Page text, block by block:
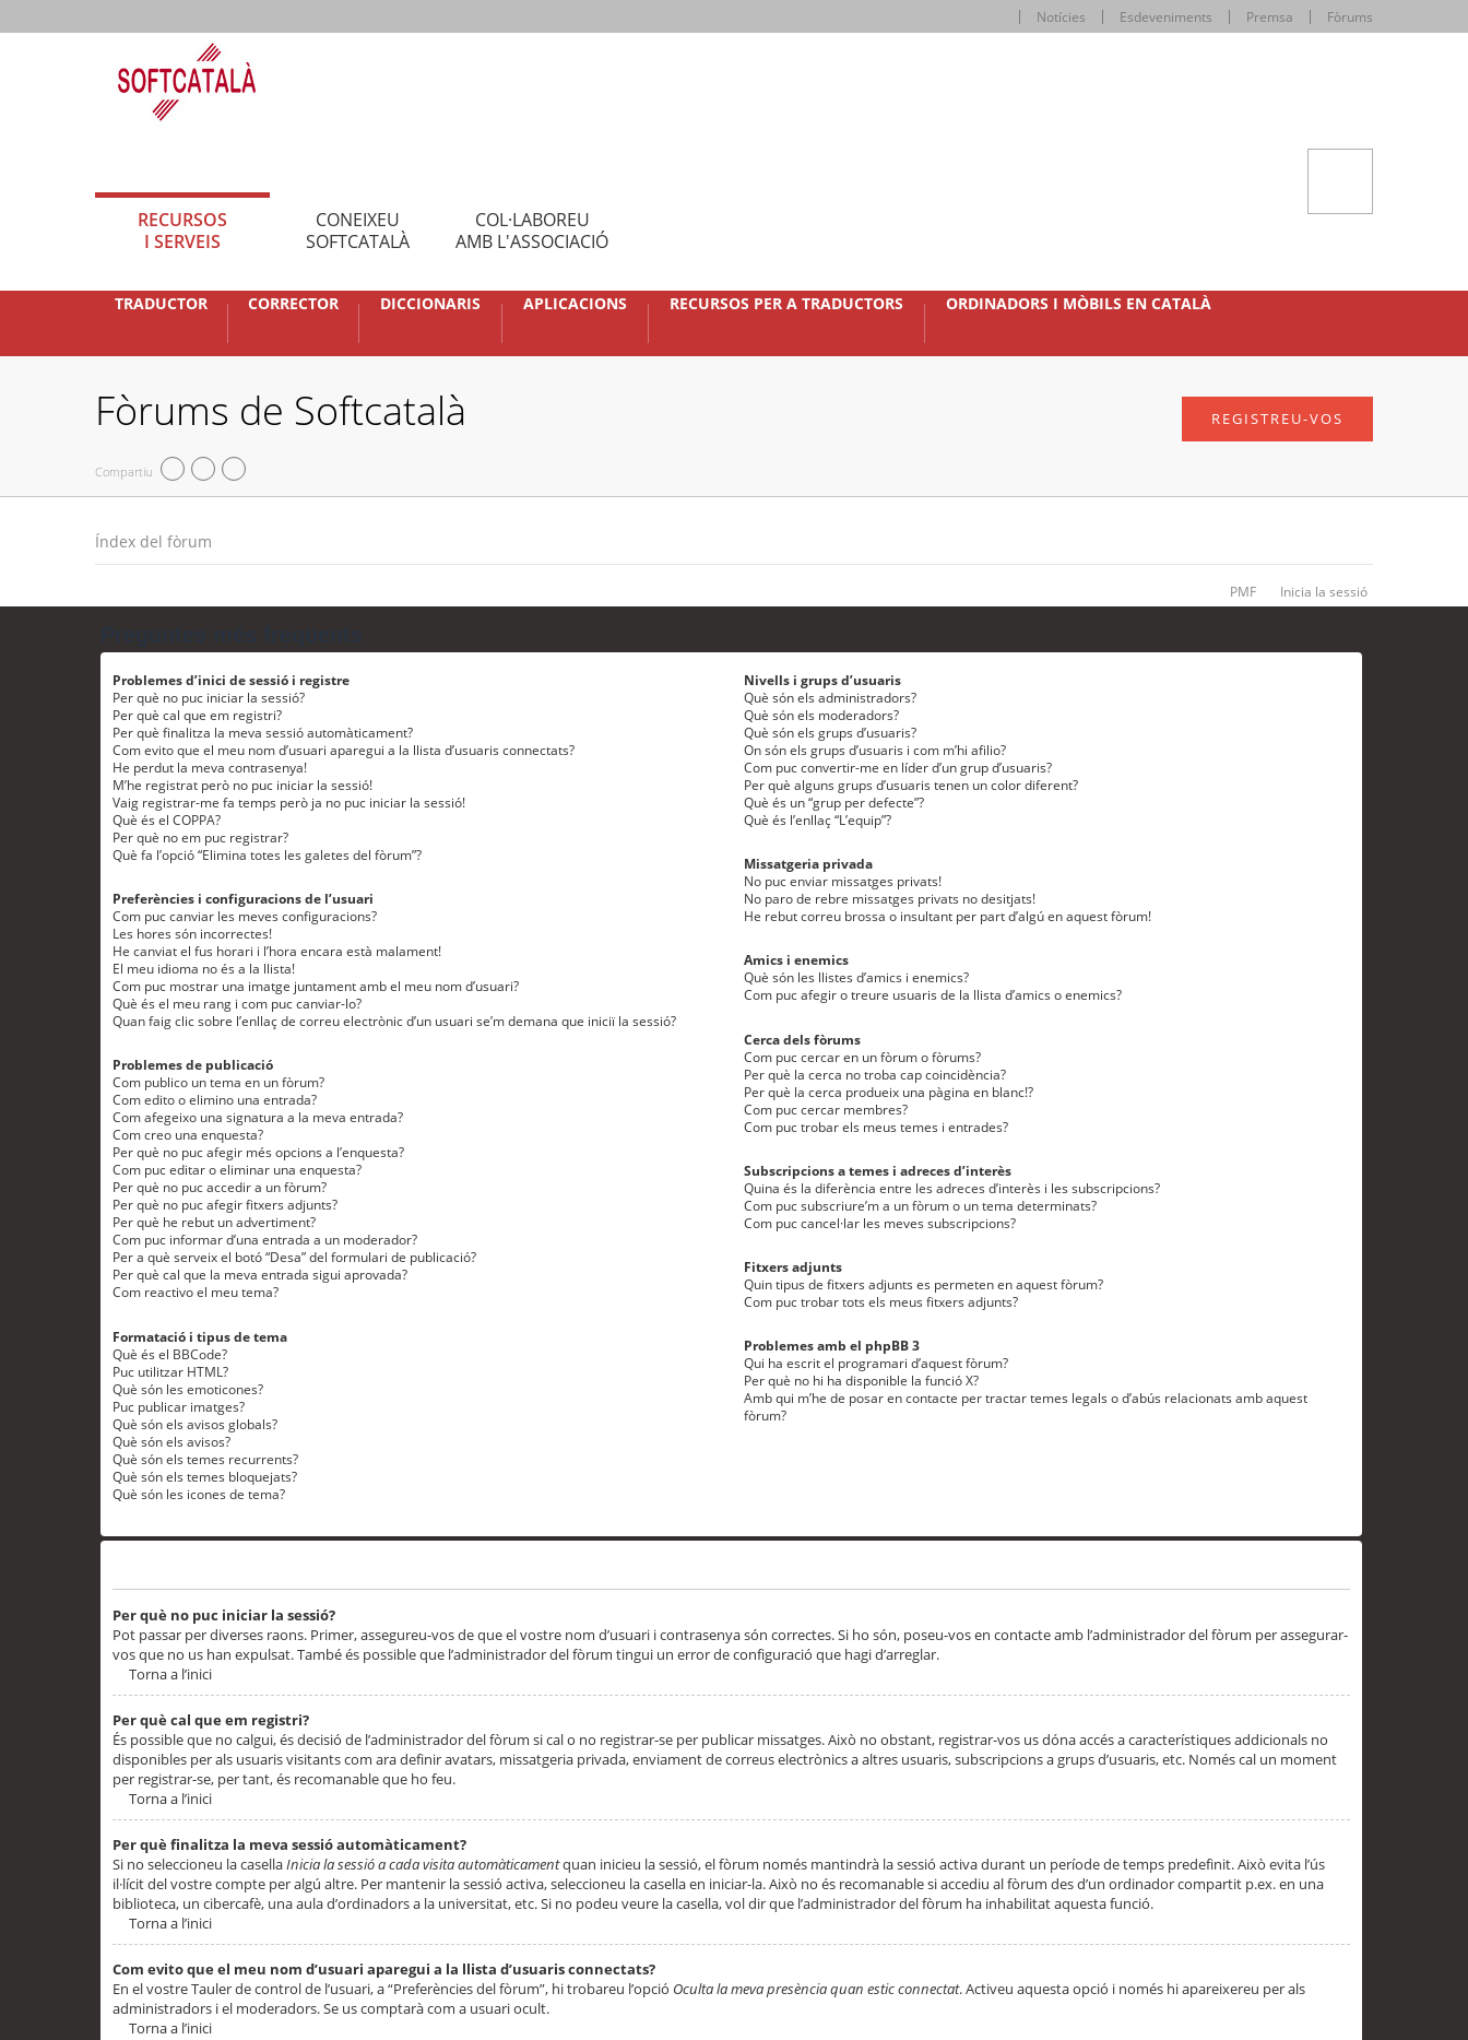
Notícies Esdeveniments Premsa Fòrums
RECURSOS
I SERVEIS
CONEIXEU
SOFTCATALÀ
COL·LABOREU
AMB L'ASSOCIACIÓ
TRADUCTOR CORRECTOR DICCIONARIS APLICACIONS RECURSOS PER A TRADUCTORS ORDINADORS I MÒBILS EN CATALÀ
Fòrums de Softcatalà
Compartiu
REGISTREU-VOS
Índex del fòrum
PMF Inicia la sessió
Problemes d’inici de sessió i registre
Per què no puc iniciar la sessió?
Per què cal que em registri?
Per què finalitza la meva sessió automàticament?
Com evito que el meu nom d’usuari aparegui a la llista d’usuaris connectats?
He perdut la meva contrasenya!
M’he registrat però no puc iniciar la sessió!
Vaig registrar-me fa temps però ja no puc iniciar la sessió!
Què és el COPPA?
Per què no em puc registrar?
Què fa l’opció “Elimina totes les galetes del fòrum”?
Preferències i configuracions de l’usuari
Com puc canviar les meves configuracions?
Les hores són incorrectes!
He canviat el fus horari i l’hora encara està malament!
El meu idioma no és a la llista!
Com puc mostrar una imatge juntament amb el meu nom d’usuari?
Què és el meu rang i com puc canviar-lo?
Quan faig clic sobre l’enllaç de correu electrònic d’un usuari se’m demana que iniciï la sessió?
Problemes de publicació
Com publico un tema en un fòrum?
Com edito o elimino una entrada?
Com afegeixo una signatura a la meva entrada?
Com creo una enquesta?
Per què no puc afegir més opcions a l’enquesta?
Com puc editar o eliminar una enquesta?
Per què no puc accedir a un fòrum?
Per què no puc afegir fitxers adjunts?
Per què he rebut un advertiment?
Com puc informar d’una entrada a un moderador?
Per a què serveix el botó “Desa” del formulari de publicació?
Per què cal que la meva entrada sigui aprovada?
Com reactivo el meu tema?
Formatació i tipus de tema
Què és el BBCode?
Puc utilitzar HTML?
Què són les emoticones?
Puc publicar imatges?
Què són els avisos globals?
Què són els avisos?
Què són els temes recurrents?
Què són els temes bloquejats?
Què són les icones de tema?
Nivells i grups d’usuaris
Què són els administradors?
Què són els moderadors?
Què són els grups d’usuaris?
On són els grups d’usuaris i com m’hi afilio?
Com puc convertir-me en líder d’un grup d’usuaris?
Per què alguns grups d’usuaris tenen un color diferent?
Què és un “grup per defecte”?
Què és l’enllaç “L’equip”?
Missatgeria privada
No puc enviar missatges privats!
No paro de rebre missatges privats no desitjats!
He rebut correu brossa o insultant per part d’algú en aquest fòrum!
Amics i enemics
Què són les llistes d’amics i enemics?
Com puc afegir o treure usuaris de la llista d’amics o enemics?
Cerca dels fòrums
Com puc cercar en un fòrum o fòrums?
Per què la cerca no troba cap coincidència?
Per què la cerca produeix una pàgina en blanc!?
Com puc cercar membres?
Com puc trobar els meus temes i entrades?
Subscripcions a temes i adreces d’interès
Quina és la diferència entre les adreces d’interès i les subscripcions?
Com puc subscriure’m a un fòrum o un tema determinats?
Com puc cancel·lar les meves subscripcions?
Fitxers adjunts
Quin tipus de fitxers adjunts es permeten en aquest fòrum?
Com puc trobar tots els meus fitxers adjunts?
Problemes amb el phpBB 3
Qui ha escrit el programari d’aquest fòrum?
Per què no hi ha disponible la funció X?
Amb qui m’he de posar en contacte per tractar temes legals o d’abús relacionats amb aquest
fòrum?
Per què no puc iniciar la sessió?
Pot passar per diverses raons. Primer, assegureu-vos de que el vostre nom d’usuari i contrasenya són correctes. Si ho són, poseu-vos en contacte amb l’administrador del fòrum per assegurar-
vos que no us han expulsat. També és possible que l’administrador del fòrum tingui un error de configuració que hagi d’arreglar.
Torna a l’inici
Per què cal que em registri?
És possible que no calgui, és decisió de l’administrador del fòrum si cal o no registrar-se per publicar missatges. Això no obstant, registrar-vos us dóna accés a característiques addicionals no
disponibles per als usuaris visitants com ara definir avatars, missatgeria privada, enviament de correus electrònics a altres usuaris, subscripcions a grups d’usuaris, etc. Només cal un moment
per registrar-se, per tant, és recomanable que ho feu.
Torna a l’inici
Per què finalitza la meva sessió automàticament?
Si no seleccioneu la casellaInicia la sessió a cada visita automàticamentquan inicieu la sessió, el fòrum només mantindrà la sessió activa durant un període de temps predefinit. Això evita l’ús
il·lícit del vostre compte per algú altre. Per mantenir la sessió activa, seleccioneu la casella en iniciar-la. Això no és recomanable si accediu al fòrum des d’un ordinador compartit p.ex. en una
biblioteca, un cibercafè, una aula d’ordinadors a la universitat, etc. Si no podeu veure la casella, vol dir que l’administrador del fòrum ha inhabilitat aquesta funció.
Torna a l’inici
Com evito que el meu nom d’usuari aparegui a la llista d’usuaris connectats?
En el vostre Tauler de control de l’usuari, a “Preferències del fòrum”, hi trobareu l’opció Oculta la meva presència quan estic connectat. Activeu aquesta opció i només hi apareixereu per als
administradors i el moderadors. Se us comptarà com a usuari ocult.
Torna a l’inici